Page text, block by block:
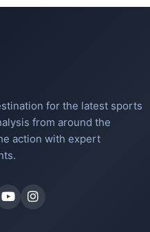
for the latest sports
from around the
action with expert